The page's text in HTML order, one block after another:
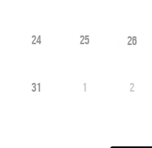
24 25 26
31 1 2